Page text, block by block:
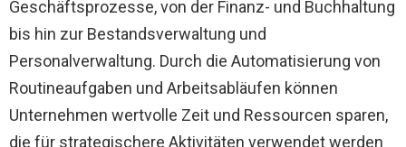
Geschäftsprozesse, von der Finanz- und Buchhaltung
bis hin zur Bestandsverwaltung und
Personalverwaltung. Durch die Automatisierung von
Routineaufgaben und Arbeitsabläufen können
Unternehmen wertvolle Zeit und Ressourcen sparen,
die für strategischere Aktivitäten verwendet werden